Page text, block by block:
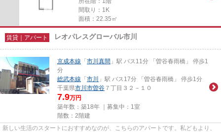
間取り：1K
面積：22.35㎡
賃貸｜アパート レオパレスグローバル市川
京成本線 「 市川真間 」駅 バス11分 「曽谷春雨橋」 停歩1
分
総武本線 「 市川
」駅 バス17分 「曽谷春雨橋」 停歩1分
千葉県市川市曽谷 ７丁目３２－１０
7.9万円
築年数：築18年 ｜募集中： 1室
階数：2階建
新しい生活のスタートにおすすめなのが、こちらのアパートです。私どもより、